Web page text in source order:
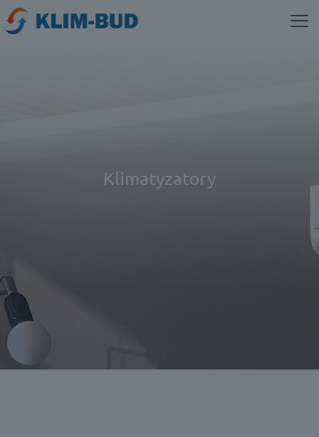
Klimatyzatory